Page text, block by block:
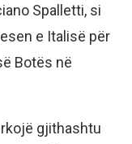
Spalletti, si
e Italisë për
Botës në
gjithashtu